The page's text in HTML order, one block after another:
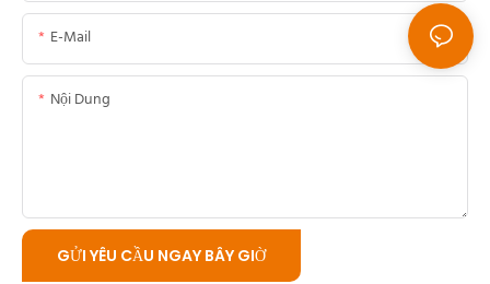
E-Mail
Nội Dung
GỬI YÊU CẦU NGAY BÂY GIỜ